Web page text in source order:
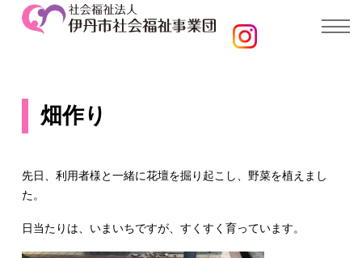
畑作り
先日、利用者様と一緒に花壇を掘り起こし、野菜を植えまし
た。
日当たりは、いまいちですが、すくすく育っています。